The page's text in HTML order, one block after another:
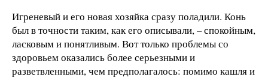
Игреневый и его новая хозяйка сразу поладили. Конь
был в точности таким, как его описывали, – спокойным,
ласковым и понятливым. Вот только проблемы со
здоровьем оказались более серьезными и
разветвленными, чем предполагалось: помимо кашля и